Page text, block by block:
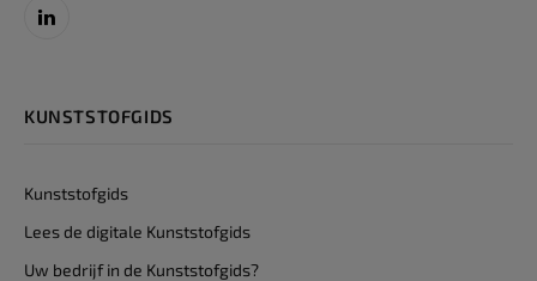
LinkedIn
KUNSTSTOFGIDS
Kunststofgids
Lees de digitale Kunststofgids
Uw bedrijf in de Kunststofgids?